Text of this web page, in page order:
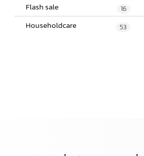
Flash sale 16
Householdcare 53